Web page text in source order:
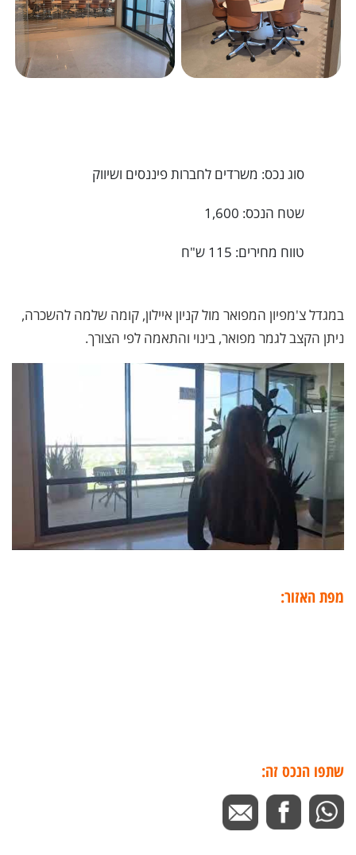
סוג נכס: משרדים לחברות פיננסים ושיווק
שטח הנכס: 1,600
טווח מחירים: 115 ש"ח
במגדל צ'מפיון המפואר מול קניון איילון, קומה שלמה להשכרה,
ניתן הקצב לגמר מפואר, בינוי והתאמה לפי הצורך.
מפת האזור:
שתפו הנכס זה: